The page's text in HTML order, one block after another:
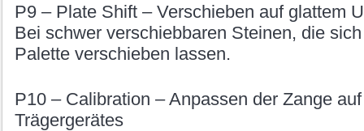
P9 – Plate Shift – Verschieben auf glattem
Bei schwer verschiebbaren Steinen, die
Palette verschieben lassen.
P10 – Calibration – Anpassen der Zange
Trägergerätes